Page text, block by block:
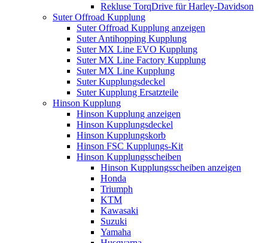
Rekluse TorqDrive für Harley-Davidson
Suter Offroad Kupplung
Suter Offroad Kupplung anzeigen
Suter Antihopping Kupplung
Suter MX Line EVO Kupplung
Suter MX Line Factory Kupplung
Suter MX Line Kupplung
Suter Kupplungsdeckel
Suter Kupplung Ersatzteile
Hinson Kupplung
Hinson Kupplung anzeigen
Hinson Kupplungsdeckel
Hinson Kupplungskorb
Hinson FSC Kupplungs-Kit
Hinson Kupplungsscheiben
Hinson Kupplungsscheiben anzeigen
Honda
Triumph
KTM
Kawasaki
Suzuki
Yamaha